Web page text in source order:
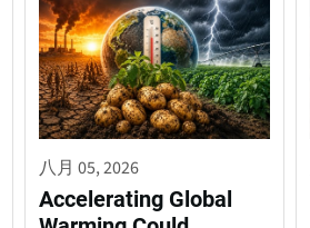
八月 05, 2026
Accelerating Global